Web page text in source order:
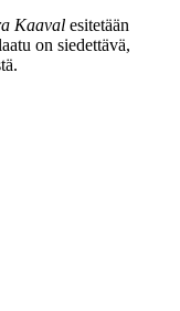
Kaaval esitetään
on siedettävä,